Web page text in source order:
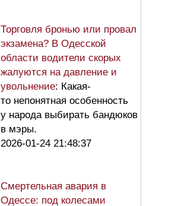
Торговля бронью или провал
экзамена? В Одесской
области водители скорых
жалуются на давление и
увольнение: Какая-
то непонятная особенность
у народа выбирать бандюков
в мэры.
2026-01-24 21:48:37
Смертельная авария в
Одессе: под колесами